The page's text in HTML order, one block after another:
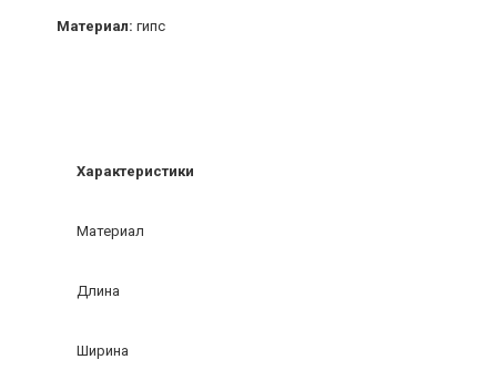
Материал: гипс
Характеристики
Материал
Длина
Ширина